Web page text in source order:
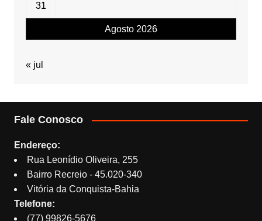
Agosto 2026
31
« jul
Fale Conosco
Endereço:
Rua Leonídio Oliveira, 255
Bairro Recreio - 45.020-340
Vitória da Conquista-Bahia
Telefone:
(77) 99826-5676